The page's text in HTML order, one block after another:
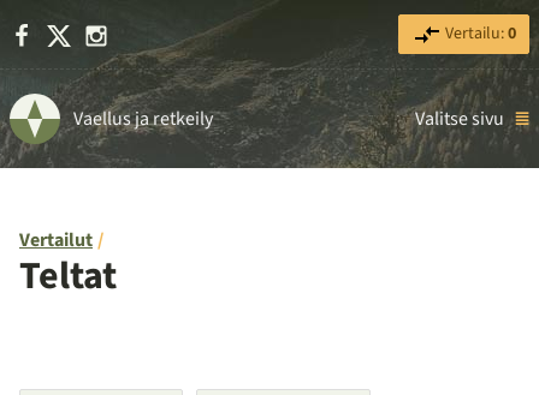
Facebook Instagram Vertailu:0
Vaellus ja retkeily Valitse sivu
Vertailut
Teltat